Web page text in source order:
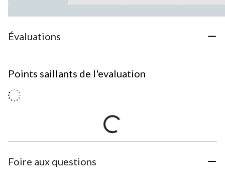
Évaluations
Points saillants de l'evaluation
Foire aux questions